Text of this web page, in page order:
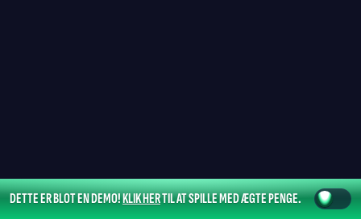
DETTE ER BLOT EN DEMO!KLIK HERTIL AT SPILLE MED ÆGTE PENGE.